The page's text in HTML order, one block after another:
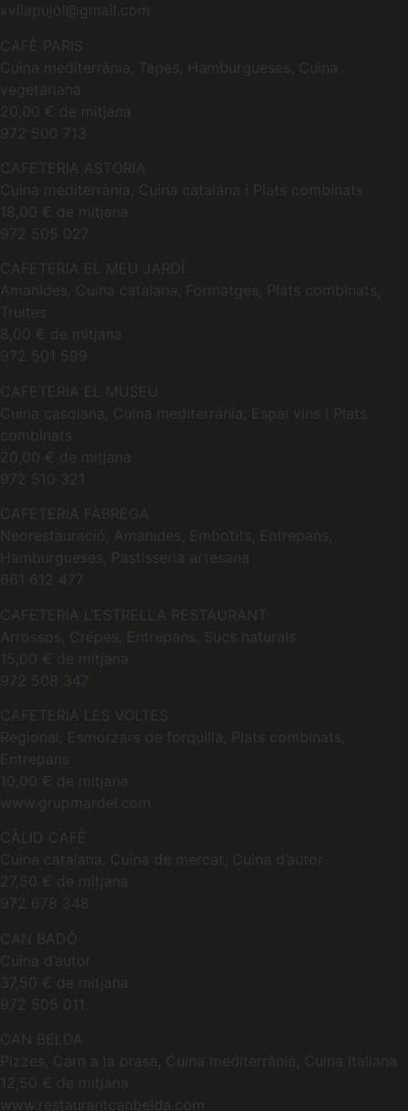
xvilapujol@gmail.com
CAFÈ PARIS
Cuina mediterrània, Tapes, Hamburgueses, Cuina
vegetariana
20,00 € de mitjana
972 500 713
CAFETERIA ASTORIA
Cuina mediterrània, Cuina catalana i Plats combinats
18,00 € de mitjana
972 505 027
CAFETERIA EL MEU JARDÍ
Amanides, Cuina catalana, Formatges, Plats combinats,
Truites
8,00 € de mitjana
972 501 599
CAFETERIA EL MUSEU
Cuina casolana, Cuina mediterrània, Espai vins i Plats
combinats
20,00 € de mitjana
972 510 321
CAFETERIA FÀBREGA
Neorestauració, Amanides, Embotits, Entrepans,
Hamburgueses, Pastisseria artesana
661 612 477
CAFETERIA L’ESTRELLA RESTAURANT
Arrossos, Crêpes, Entrepans, Sucs naturals
15,00 € de mitjana
972 508 347
CAFETERIA LES VOLTES
Regional, Esmorzars de forquilla, Plats combinats,
Entrepans
10,00 € de mitjana
www.grupmardel.com
CÀLID CAFÈ
Cuina catalana, Cuina de mercat, Cuina d’autor
27,50 € de mitjana
972 678 348
CAN BADÓ
Cuina d’autor
37,50 € de mitjana
972 505 011
CAN BELDA
Pizzes, Carn a la brasa, Cuina mediterrània, Cuina italiana
12,50 € de mitjana
www.restaurantcanbelda.com